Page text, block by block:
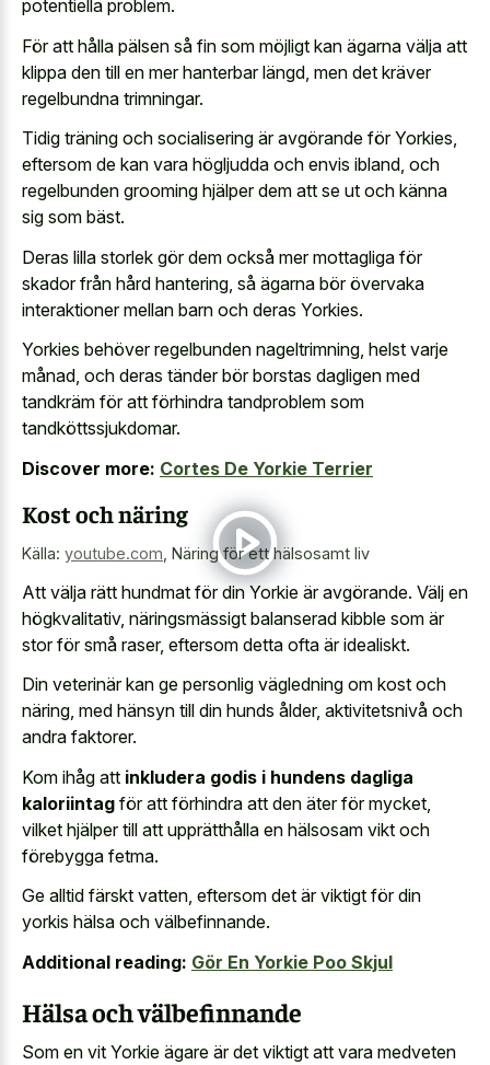
potentiella problem.
För att hålla pälsen så fin som möjligt kan ägarna välja att
klippa den till en mer hanterbar längd, men det kräver
regelbundna trimningar.
Tidig träning och socialisering är avgörande för Yorkies,
eftersom de kan vara högljudda och envis ibland, och
regelbunden grooming hjälper dem att se ut och känna
sig som bäst.
Deras lilla storlek gör dem också mer mottagliga för
skador från hård hantering, så ägarna bör övervaka
interaktioner mellan barn och deras Yorkies.
Yorkies behöver regelbunden nageltrimning, helst varje
månad, och deras tänder bör borstas dagligen med
tandkräm för att förhindra tandproblem som
tandköttssjukdomar.
Discover more: Cortes De Yorkie Terrier
Kost och näring
Källa: youtube.com, Näring för ett hälsosamt liv
Att välja rätt hundmat för din Yorkie är avgörande. Välj en
högkvalitativ, näringsmässigt balanserad kibble som är
stor för små raser, eftersom detta ofta är idealiskt.
Din veterinär kan ge personlig vägledning om kost och
näring, med hänsyn till din hunds ålder, aktivitetsnivå och
andra faktorer.
Kom ihåg att inkludera godis i hundens dagliga
kaloriintag för att förhindra att den äter för mycket,
vilket hjälper till att upprätthålla en hälsosam vikt och
förebygga fetma.
Ge alltid färskt vatten, eftersom det är viktigt för din
yorkis hälsa och välbefinnande.
Additional reading: Gör En Yorkie Poo Skjul
Hälsa och välbefinnande
Som en vit Yorkie ägare är det viktigt att vara medveten